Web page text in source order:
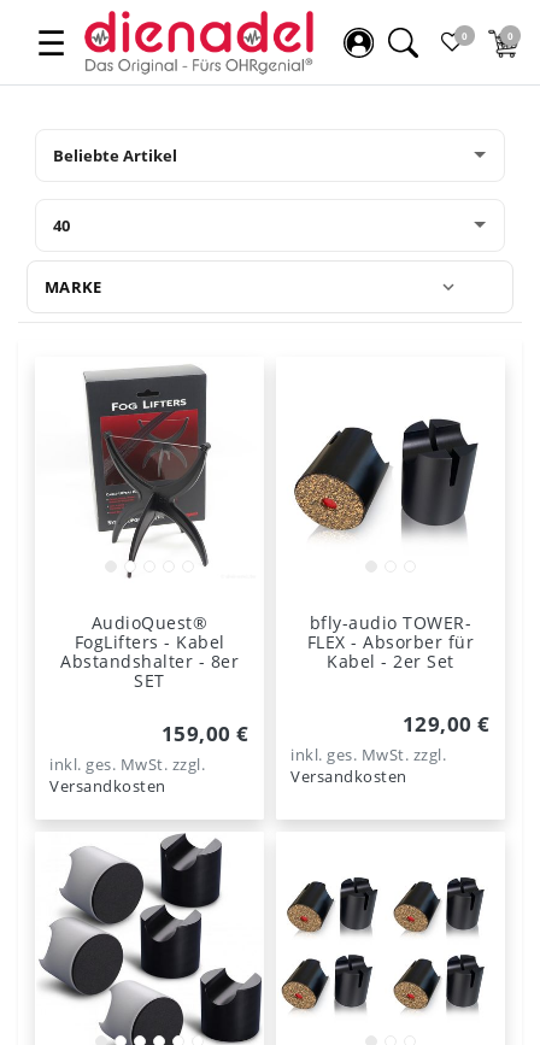
☰ 0 0
MARKE
AudioQuest®
FogLifters - Kabel
Abstandshalter - 8er
SET
159,00 €
inkl. ges. MwSt. zzgl.
Versandkosten
bfly-audio TOWER-
FLEX - Absorber für
Kabel - 2er Set
129,00 €
inkl. ges. MwSt. zzgl.
Versandkosten